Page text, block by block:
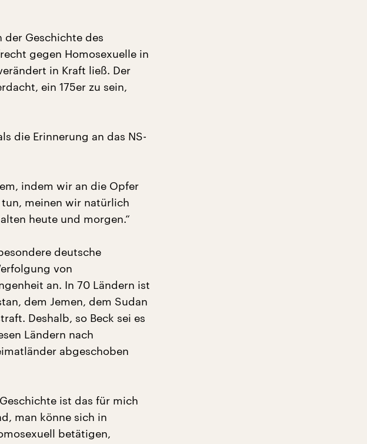
der Geschichte des
gegen Homosexuelle in
in Kraft ließ. Der
ein 175er zu sein,
die Erinnerung an das NS-
indem wir an die Opfer
meinen wir natürlich
heute und morgen.“
deutsche
von
an. In 70 Ländern ist
dem Jemen, dem Sudan
Deshalb, so Beck sei es
Ländern nach
abgeschoben
ist das für mich
man könne sich in
betätigen,